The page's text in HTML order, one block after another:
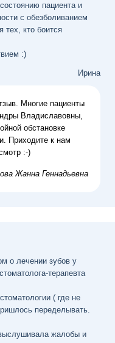
пациента и
с обезболиванием
тех, кто боится
:)
Ирина
Многие пациенты
Владиславовны,
обстановке
Приходите к нам
:-)
Жанна Геннадьевна
о лечении зубов у
терапевта
( где не
переделывать.
жалобы и